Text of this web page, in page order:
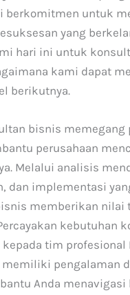
berkomitmen untuk
yang
hari ini untuk
kami dapat
berikutnya.
bisnis memegang
perusahaan
Melalui analisis
dan implementasi
memberikan nilai
kebutuhan
tim profesional
memiliki pengalaman
Anda